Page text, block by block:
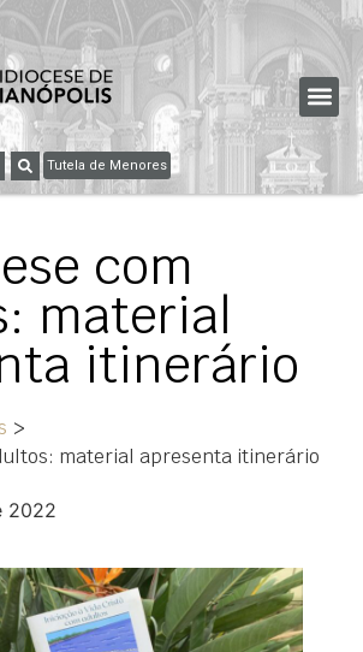
Tutela de Menores
com
material
itinerário
>
material apresenta itinerário
2022